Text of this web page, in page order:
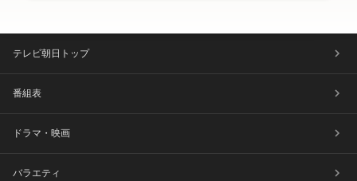
テレビ朝日トップ
番組表
ドラマ・映画
バラエティ